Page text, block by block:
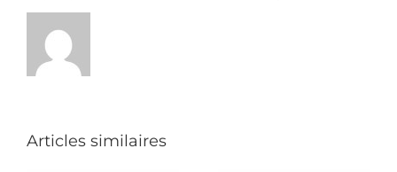
Articles similaires